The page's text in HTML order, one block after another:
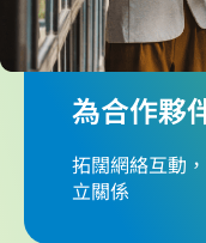
為合作夥
拓闊網絡互動
立關係